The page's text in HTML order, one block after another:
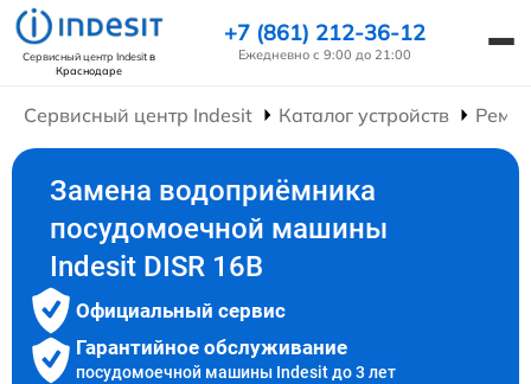
Сервисный центр Indesitв
Краснодаре
+7 (861) 212-36-12
Ежедневно с 9:00 до 21:00
Сервисный центр Indesit Каталог устройств
Замена водоприёмника
посудомоечной машины
Indesit DISR 16B
Официальный сервис
Гарантийное обслуживание
посудомоечной машины Indesit до 3 лет